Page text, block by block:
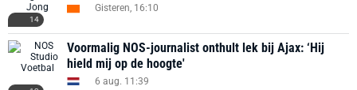
14
Gisteren, 16:10
Voormalig NOS-journalist onthult lek bij Ajax: ‘Hij
hield mij op de hoogte'
6 aug. 11:39